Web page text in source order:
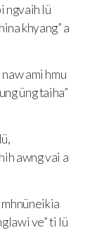
ngvaih lü
khyang” a
ami hmu
üng taiha”
awng vai a
mhnüneikia
ve” ti lü